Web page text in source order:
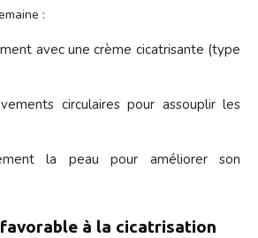
:
avec une crème cicatrisante (type
circulaires pour assouplir les
la peau pour améliorer son
favorable à la cicatrisation